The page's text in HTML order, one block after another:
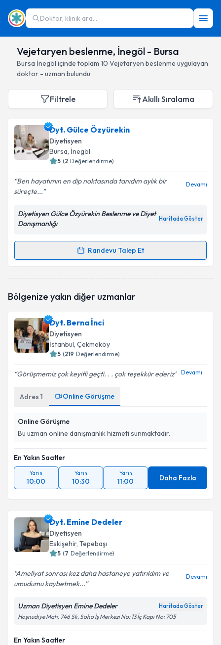
Doktor, klinik ara...
Vejetaryen beslenme, İnegöl - Bursa
Bursa İnegöl içinde toplam 10 Vejetaryen beslenme uygulayan
doktor - uzman bulundu
Filtrele Akıllı Sıralama
Dyt. Gülce Özyürekin
Diyetisyen
Bursa, İnegöl
5 (2 Değerlendirme)
Ben hayatımın en dip noktasında tanıdım aylık bir
süreçte...
Devamı
Diyetisyen Gülce Özyürekin Beslenme ve Diyet
Danışmanlığı
Haritada Göster
Randevu Talep Et
Randevu Takvimi Talebi
oluşturun. Size bu uzmandan randevu almanız için bir
E-posta Adresiniz
Kişisel verilerimin işlenmesine ilişkinAydınlatma
kapsamda işlenmesini kabul ediyorum.
Bölgenize yakın diğer uzmanlar
Dyt. Berna İnci
Diyetisyen
İstanbul, Çekmeköy
5 (219 Değerlendirme)
Görüşmemiz çok keyifli geçti. . . çok teşekkür ederiz Devamı
Adres 1 Online Görüşme
Online Görüşme
Bu uzman online danışmanlık hizmeti sunmaktadır.
En Yakın Saatler
Yarın
10:00
Yarın
10:30
Yarın
11:00 Daha Fazla
Dyt. Emine Dedeler
Diyetisyen
Eskişehir, Tepebaşı
5 (7 Değerlendirme)
Ameliyat sonrası kez daha hastaneye yatırıldım ve
umudumu kaybetmek...
Devamı
Uzman Diyetisyen Emine Dedeler Haritada Göster
Hoşnudiye Mah. 746 Sk. Soho İş Merkezi No: 13 İç Kapı No: 705
En Yakın Saatler